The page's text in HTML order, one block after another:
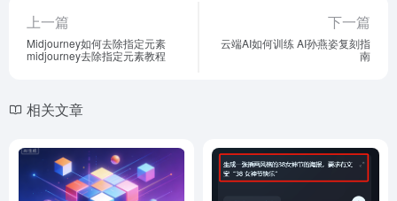
上一篇
Midjourney如何去除指定元素
midjourney去除指定元素教程
下一篇
云端AI如何训练 AI孙燕姿复刻指
南
相关文章